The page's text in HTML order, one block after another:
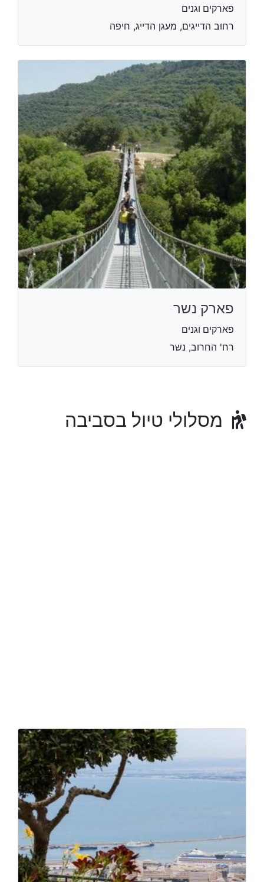
פארקים וגנים
רחוב הדייגים, מעגן הדייג, חיפה
פארק נשר
פארקים וגנים
רח' החרוב, נשר
מסלולי טיול בסביבה